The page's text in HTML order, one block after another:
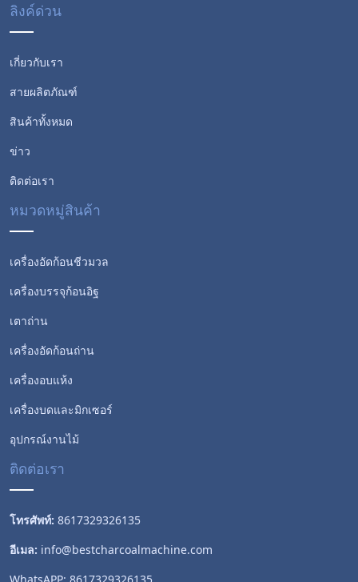
ลิงค์ด่วน
เกี่ยวกับเรา
สายผลิตภัณฑ์
สินค้าทั้งหมด
ข่าว
ติดต่อเรา
หมวดหมู่สินค้า
เครื่องอัดก้อนชีวมวล
เครื่องบรรจุก้อนอิฐ
เตาถ่าน
เครื่องอัดก้อนถ่าน
เครื่องอบแห้ง
เครื่องบดและมิกเซอร์
อุปกรณ์งานไม้
ติดต่อเรา
โทรศัพท์: 8617329326135
อีเมล: info@bestcharcoalmachine.com